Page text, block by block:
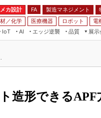
メカ設計 FA 製造マネジメント
／化学 医療機器 ロボット 電
IoT
AI
エッジ逆襲 品質
展示
VR／AR
フィールドサービス
FA
モビリティ
造形できるAPF